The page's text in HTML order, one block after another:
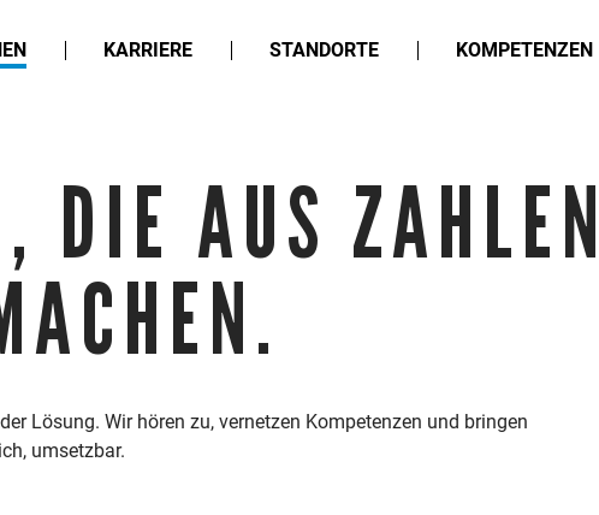
KARRIERE STANDORTE KOMPETENZEN
DIE AUS ZAHLEN
Lösung. Wir hören zu, vernetzen Kompetenzen und bringen
umsetzbar.
/ RECHTSANWALT